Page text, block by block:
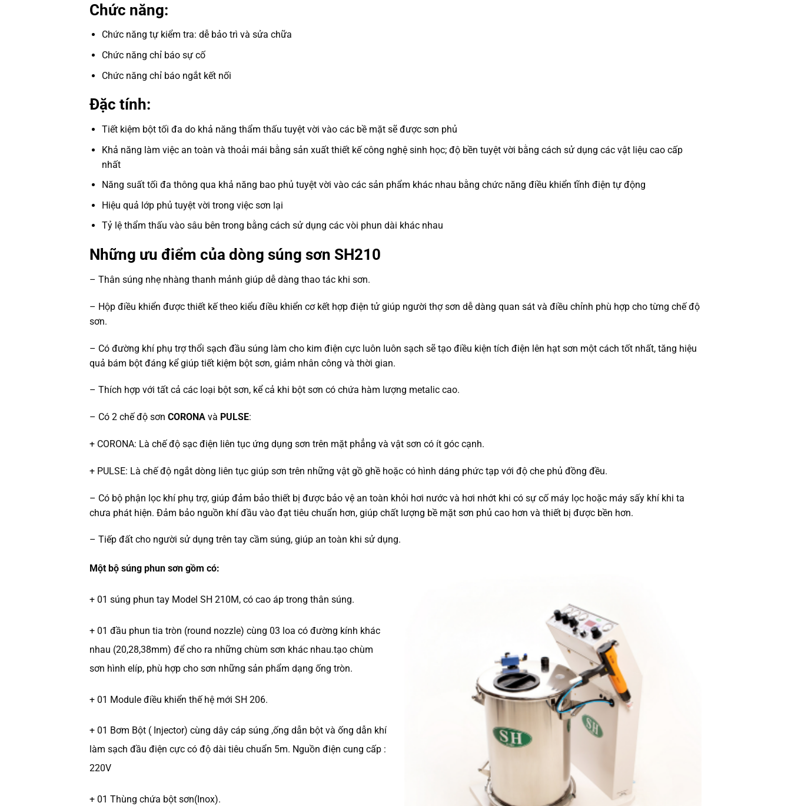
Chức năng:
Chức năng tự kiểm tra: dễ bảo trì và sửa chữa
Chức năng chỉ báo sự cố
Chức năng chỉ báo ngắt kết nối
Đặc tính:
Tiết kiệm bột tối đa do khả năng thẩm thấu tuyệt vời vào các bề mặt sẽ được sơn phủ
Khả năng làm việc an toàn và thoải mái bằng sản xuất thiết kế công nghệ sinh học; độ bền tuyệt vời bằng cách sử dụng các vật liệu cao cấp
nhất
Năng suất tối đa thông qua khả năng bao phủ tuyệt vời vào các sản phẩm khác nhau bằng chức năng điều khiển tĩnh điện tự động
Hiệu quả lớp phủ tuyệt vời trong việc sơn lại
Tỷ lệ thẩm thấu vào sâu bên trong bằng cách sử dụng các vòi phun dài khác nhau
Những ưu điểm của dòng súng sơn SH210
– Thân súng nhẹ nhàng thanh mảnh giúp dễ dàng thao tác khi sơn.
– Hộp điều khiển được thiết kế theo kiểu điều khiển cơ kết hợp điện tử giúp người thợ sơn dễ dàng quan sát và điều chỉnh phù hợp cho từng chế độ
sơn.
– Có đường khí phụ trợ thổi sạch đầu súng làm cho kim điện cực luôn luôn sạch sẽ tạo điều kiện tích điện lên hạt sơn một cách tốt nhất, tăng hiệu
quả bám bột đáng kể giúp tiết kiệm bột sơn, giảm nhân công và thời gian.
– Thích hợp với tất cả các loại bột sơn, kể cả khi bột sơn có chứa hàm lượng metalic cao.
– Có 2 chế độ sơn CORONA và PULSE:
+ CORONA: Là chế độ sạc điện liên tục ứng dụng sơn trên mặt phẳng và vật sơn có ít góc cạnh.
+ PULSE: Là chế độ ngắt dòng liên tục giúp sơn trên những vật gồ ghề hoặc có hình dáng phức tạp với độ che phủ đồng đều.
– Có bộ phận lọc khí phụ trợ, giúp đảm bảo thiết bị được bảo vệ an toàn khỏi hơi nước và hơi nhớt khi có sự cố máy lọc hoặc máy sấy khí khi ta
chưa phát hiện. Đảm bảo nguồn khí đầu vào đạt tiêu chuẩn hơn, giúp chất lượng bề mặt sơn phủ cao hơn và thiết bị được bền hơn.
– Tiếp đất cho người sử dụng trên tay cầm súng, giúp an toàn khi sử dụng.
Một bộ súng phun sơn gồm có:
+ 01 súng phun tay Model SH 210M, có cao áp trong thân súng.
+ 01 đầu phun tia tròn (round nozzle) cùng 03 loa có đường kính khác
nhau (20,28,38mm) để cho ra những chùm sơn khác nhau.tạo chùm
sơn hình elíp, phù hợp cho sơn những sản phẩm dạng ống tròn.
+ 01 Module điều khiển thế hệ mới SH 206.
+ 01 Bơm Bột ( Injector) cùng dây cáp súng ,ống dẫn bột và ống dẫn khí
làm sạch đầu điện cực có độ dài tiêu chuẩn 5m. Nguồn điện cung cấp :
220V
+ 01 Thùng chứa bột sơn(Inox).